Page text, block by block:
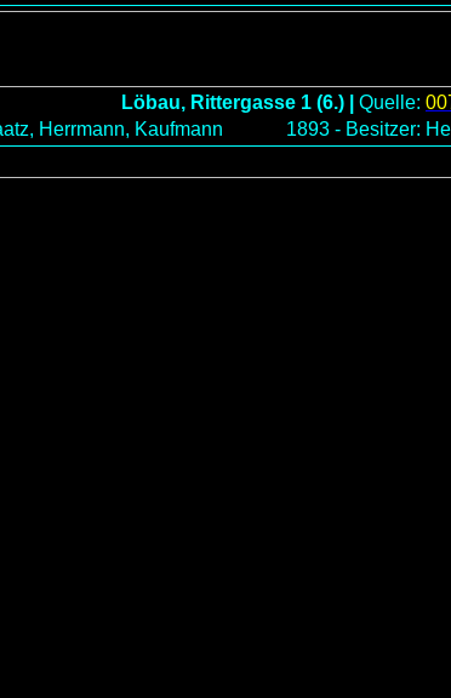
Löbau, Rittergasse 1 (6.) | Quelle:
Herrmann, Kaufmann
1893 - Besitzer: